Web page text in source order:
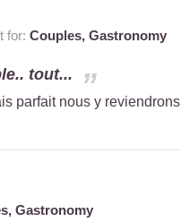
for: Couples, Gastronomy
tout...
parfait nous y reviendrons
Gastronomy